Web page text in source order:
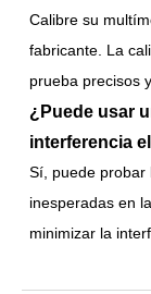
Calibre su
fabricante. La
prueba precisos
¿Puede usar
interferencia
Sí, puede probar
inesperadas en
minimizar la